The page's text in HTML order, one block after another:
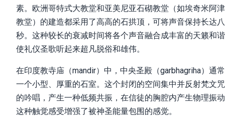
素。欧洲哥特式大教堂和亚美尼亚石砌教堂（如埃奇米阿
教堂）的建造都采用了高高的石拱顶，可将声音保持长达八
秒。这种较长的衰减时间将各个声音融合成丰富的天籁和
使礼仪圣歌听起来超凡脱俗和雄伟。
在印度教寺庙（mandir）中，中央圣殿（garbhagriha）通
一个小型、厚重的石室。这个封闭的空间集中并反射梵文
的吟唱，产生一种低频共振，在信徒的胸腔内产生物理振
这种触觉感受增强了被神圣能量包围的感觉。